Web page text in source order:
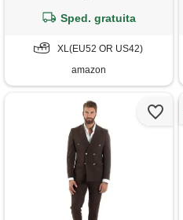
vestibilità slim, blazer, gilet e
cerimonia(brown a, xl(eu52 or
us42))
Sped. gratuita
XL(EU52 OR US42)
amazon